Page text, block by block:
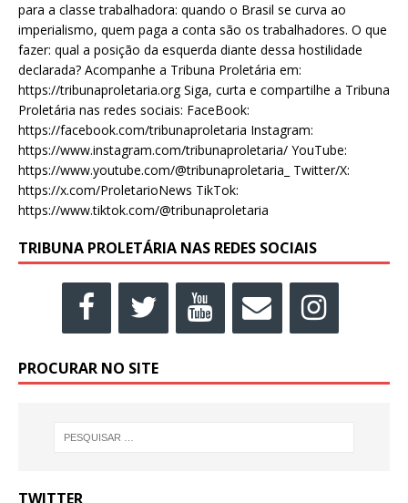
para a classe trabalhadora: quando o Brasil se curva ao
imperialismo, quem paga a conta são os trabalhadores. O que
fazer: qual a posição da esquerda diante dessa hostilidade
declarada? Acompanhe a Tribuna Proletária em:
https://tribunaproletaria.org Siga, curta e compartilhe a Tribuna
Proletária nas redes sociais: FaceBook:
https://facebook.com/tribunaproletaria Instagram:
https://www.instagram.com/tribunaproletaria/ YouTube:
https://www.youtube.com/@tribunaproletaria_ Twitter/X:
https://x.com/ProletarioNews TikTok:
https://www.tiktok.com/@tribunaproletaria
TRIBUNA PROLETÁRIA NAS REDES SOCIAIS
PROCURAR NO SITE
TWITTER